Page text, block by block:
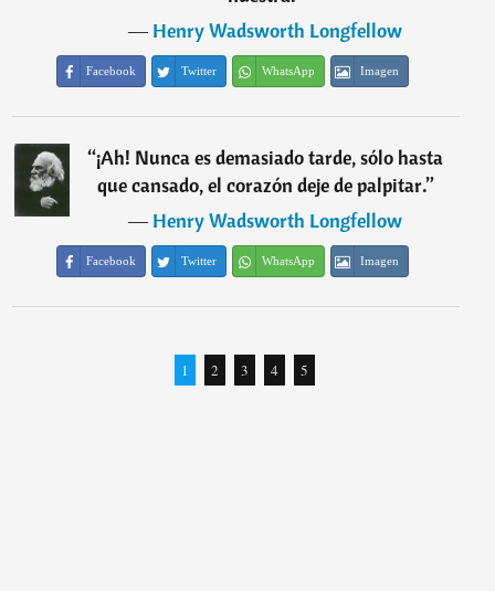
―Henry Wadsworth Longfellow
Facebook Twitter WhatsApp Imagen
“¡Ah! Nunca es demasiado tarde, sólo hasta
que cansado, el corazón deje de palpitar.”
―Henry Wadsworth Longfellow
Facebook Twitter WhatsApp Imagen
1 2 3 4 5